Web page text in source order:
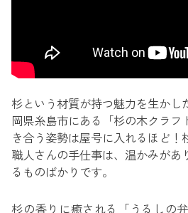
杉という材質が持つ魅力を生かし
岡県糸島市にある「杉の木クラフ
き合う姿勢は屋号に入れるほど！
職人さんの手仕事は、温かみがあ
るものばかりです。